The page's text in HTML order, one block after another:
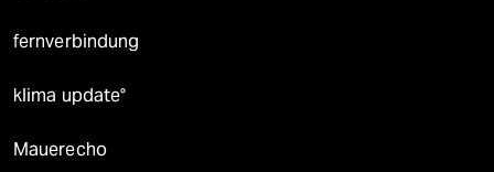
fernverbindung
klima update°
Mauerecho